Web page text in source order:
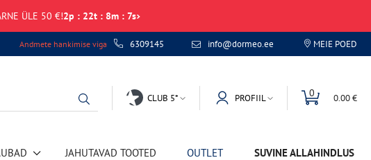
ÜLE 50 €!2p : 22t : 8m : 7s
Andmete hankimise viga 6309145 info@dormeo.ee MEIE POED
CLUB 5* PROFIIL 0 0.00 €
JAHUTAVAD TOOTED OUTLET SUVINE ALLAHINDLUS